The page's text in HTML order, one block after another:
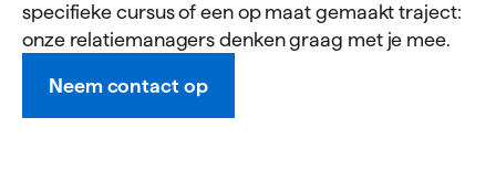
specifieke cursus of een op maat gemaakt traject:
onze relatiemanagers denken graag met je mee.
Neem contact op